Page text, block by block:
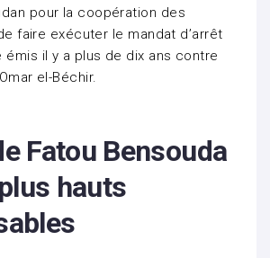
pour la coopération des
faire exécuter le mandat d’arrêt
émis il y a plus de dix ans contre
el-Béchir.
Fatou Bensouda
hauts